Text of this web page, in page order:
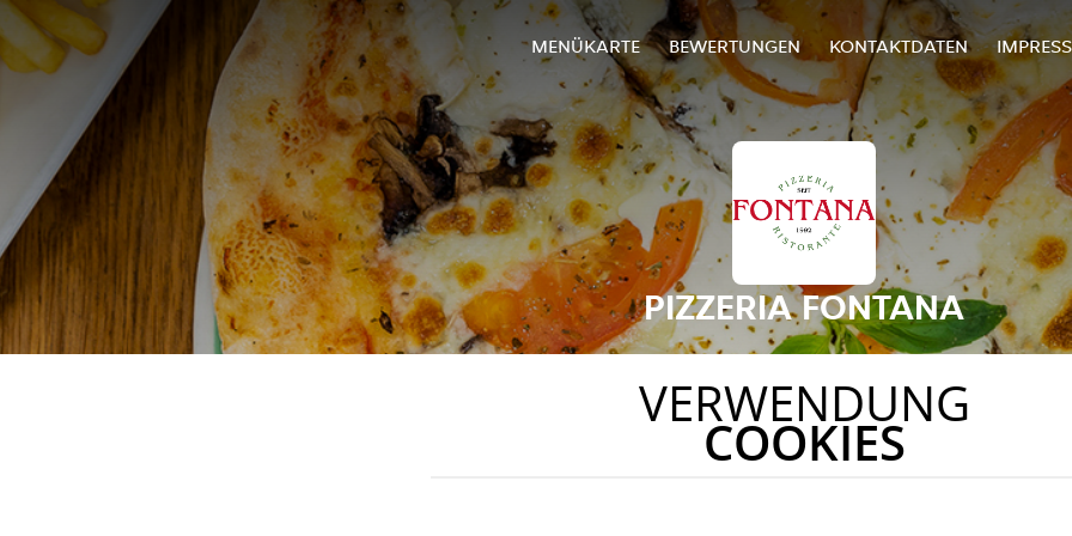
MENÜKARTE BEWERTUNGEN KONTAKTDATEN
PIZZERIA FONTANA
VERWENDUNG
COOKIES